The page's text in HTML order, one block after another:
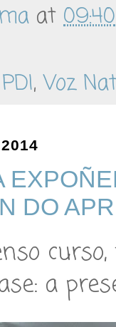
at 09:40
PDI,Voz
DO
a